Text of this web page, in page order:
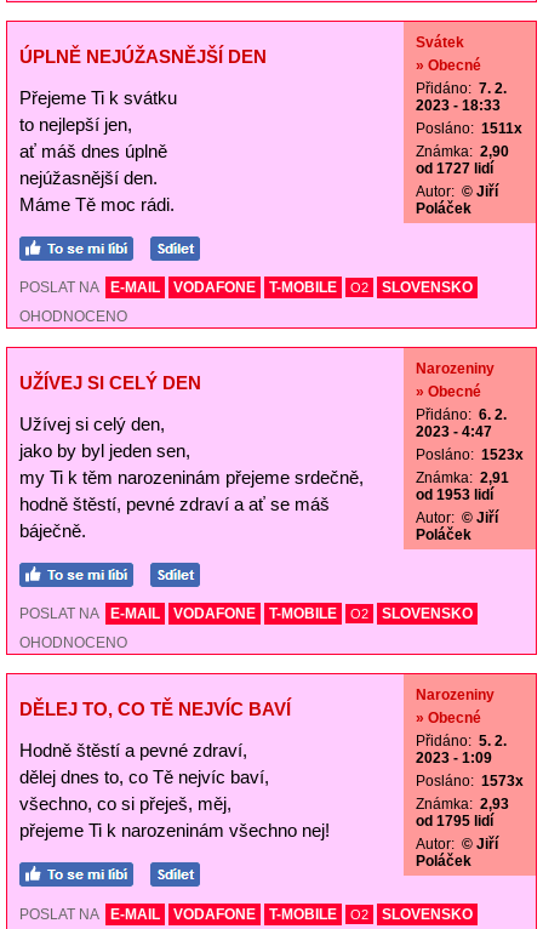
ÚPLNĚ NEJÚŽASNĚJŠÍ DEN
Přejeme Ti k svátku
to nejlepší jen,
ať máš dnes úplně
nejúžasnější den.
Máme Tě moc rádi.
Svátek
» Obecné
Přidáno: 7. 2.
2023 - 18:33
Posláno: 1511x
Známka: 2,90
od 1727 lidí
Autor: © Jiří
Poláček
POSLAT NA E-MAIL VODAFONE T-MOBILE O2
SLOVENSKO
OHODNOCENO
UŽÍVEJ SI CELÝ DEN
Užívej si celý den,
jako by byl jeden sen,
my Ti k těm narozeninám přejeme srdečně,
hodně štěstí, pevné zdraví a ať se máš
báječně.
Narozeniny
» Obecné
Přidáno: 6. 2.
2023 - 4:47
Posláno: 1523x
Známka: 2,91
od 1953 lidí
Autor: © Jiří
Poláček
POSLAT NA E-MAIL VODAFONE T-MOBILE O2
SLOVENSKO
OHODNOCENO
DĚLEJ TO, CO TĚ NEJVÍC BAVÍ
Hodně štěstí a pevné zdraví,
dělej dnes to, co Tě nejvíc baví,
všechno, co si přeješ, měj,
přejeme Ti k narozeninám všechno nej!
Narozeniny
» Obecné
Přidáno: 5. 2.
2023 - 1:09
Posláno: 1573x
Známka: 2,93
od 1795 lidí
Autor: © Jiří
Poláček
POSLAT NA E-MAIL VODAFONE T-MOBILE O2
SLOVENSKO